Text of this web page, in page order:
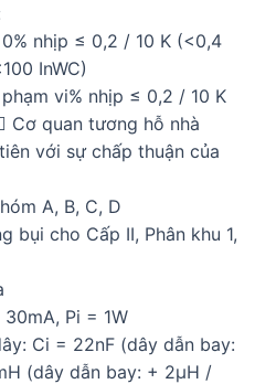
nhịp ≤ 0,2 / 10 K (<0,4
InWC)
vi% nhịp ≤ 0,2 / 10 K
Cơ quan tương hỗ nhà
với sự chấp thuận của
A, B, C, D
bụi cho Cấp II, Phân khu 1,
Pi = 1W
Ci = 22nF (dây dẫn bay:
(dây dẫn bay: + 2µH /